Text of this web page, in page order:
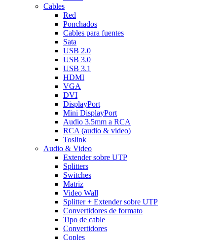
Cables
Red
Ponchados
Cables para fuentes
Sata
USB 2.0
USB 3.0
USB 3.1
HDMI
VGA
DVI
DisplayPort
Mini DisplayPort
Audio 3.5mm a RCA
RCA (audio & video)
Toslink
Audio & Video
Extender sobre UTP
Splitters
Switches
Matriz
Video Wall
Splitter + Extender sobre UTP
Convertidores de formato
Tipo de cable
Convertidores
Coples